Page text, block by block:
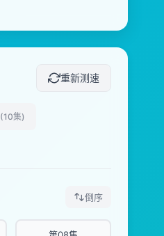
重新测速
(10集)
倒序